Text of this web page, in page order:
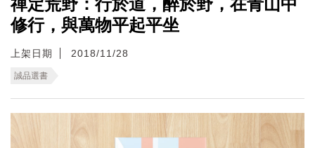
禪定荒野：行於道，醉於野，在青山中
修行，與萬物平起平坐
上架日期 2018/11/28
誠品選書